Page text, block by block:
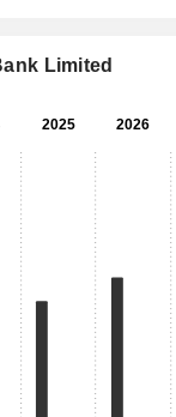
Limited